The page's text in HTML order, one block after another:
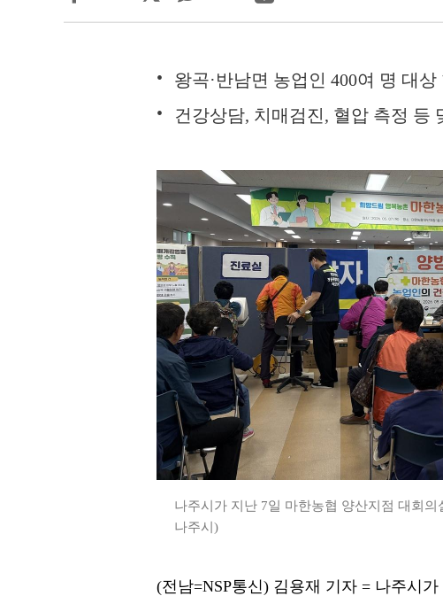
왕곡·반남면 농업인 400여 명 대
건강상담, 치매검진, 혈압 측정 등
나주시가 지난 7일 마한농협 양산지점 대회
나주시)
(전남=NSP통신) 김용재 기자 = 나주시